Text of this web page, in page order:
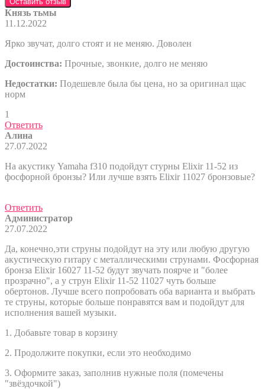
Князь тьмы
11.12.2022
Ярко звучат, долго стоят и не меняю. Доволен
Достоинства: Прочные, звонкие, долго не меняю
Недостатки: Подешевле была бы цена, но за оригинал щас
норм
1
Ответить
Алина
27.07.2022
На акустику Yamaha f310 подойдут стурны Elixir 11-52 из
фосфорной бронзы? Или лучше взять Elixir 11027 бронзовые?
Ответить
Администратор
27.07.2022
Да, конечно,эти струны подойдут на эту или любую другую
акустическую гитару с металлическими струнами. Фосфорная
бронза Elixir 16027 11-52 будут звучать поярче и "более
прозрачно", а у струн Elixir 11-52 11027 чуть больше
обертонов. Лучше всего попробовать оба варианта и выбрать
те струны, которые больше понравятся вам и подойдут для
исполнения вашей музыки.
1. Добавьте товар в корзину
2. Продолжите покупки, если это необходимо
3. Оформите заказ, заполнив нужные поля (помечены
"звёздочкой")